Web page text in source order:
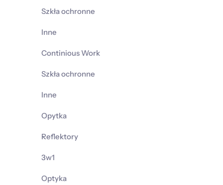
Szkła ochronne
Inne
Continious Work
Szkła ochronne
Inne
Opytka
Reflektory
3w1
Optyka